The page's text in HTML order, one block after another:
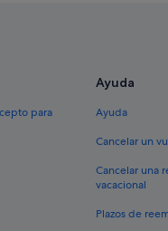
para
Ayuda
Ayuda
Cancelar un
Cancelar una
vacacional
Plazos de